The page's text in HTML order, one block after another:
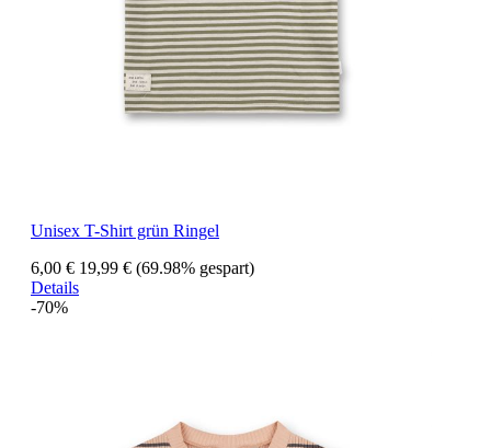
Unisex T-Shirt grün Ringel
6,00 € 19,99 € (69.98% gespart)
Details
-70%